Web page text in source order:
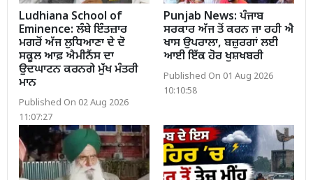
Ludhiana School of
Eminence: ਲੰਬੇ ਇੰਤਜ਼ਾਰ
ਮਗਰੋਂ ਅੱਜ ਲੁਧਿਆਣਾ ਦੇ ਦੋ
ਸਕੂਲ ਆਫ਼ ਐਮੀਨੈਂਸ ਦਾ
ਉਦਘਾਟਨ ਕਰਨਗੇ ਮੁੱਖ ਮੰਤਰੀ
ਮਾਨ
Published On 02 Aug 2026
11:07:27
Punjab News: ਪੰਜਾਬ
ਸਰਕਾਰ ਅੱਜ ਤੋਂ ਕਰਨ ਜਾ ਰਹੀ ਐ
ਖਾਸ ਉਪਰਾਲਾ, ਬਜ਼ੁਰਗਾਂ ਲਈ
ਆਈ ਇੱਕ ਹੋਰ ਖੁਸ਼ਖਬਰੀ
Published On 01 Aug 2026
10:10:58